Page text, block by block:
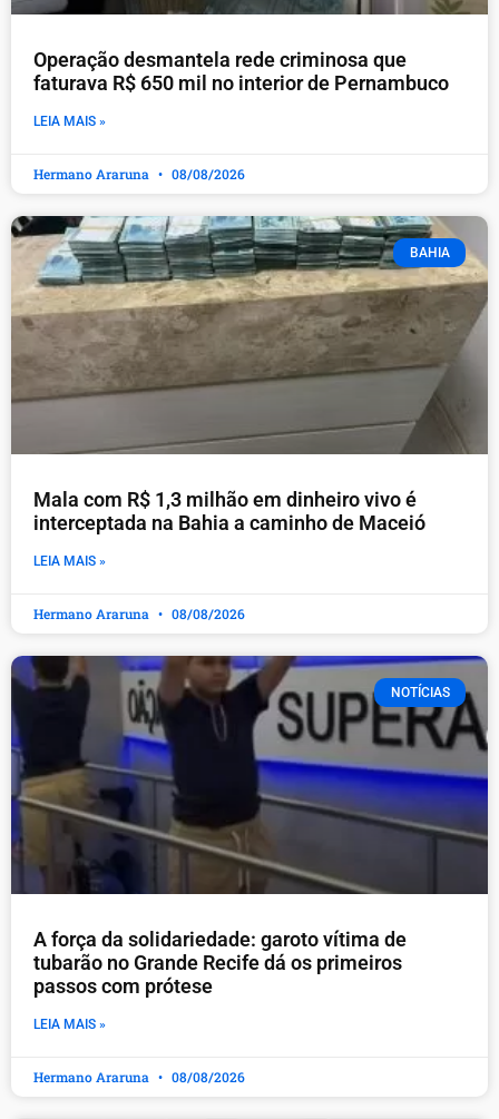
Operação desmantela rede criminosa que
faturava R$ 650 mil no interior de Pernambuco
LEIA MAIS »
Hermano Araruna 08/08/2026
BAHIA
Mala com R$ 1,3 milhão em dinheiro vivo é
interceptada na Bahia a caminho de Maceió
LEIA MAIS »
Hermano Araruna 08/08/2026
NOTÍCIAS
A força da solidariedade: garoto vítima de
tubarão no Grande Recife dá os primeiros
passos com prótese
LEIA MAIS »
Hermano Araruna 08/08/2026